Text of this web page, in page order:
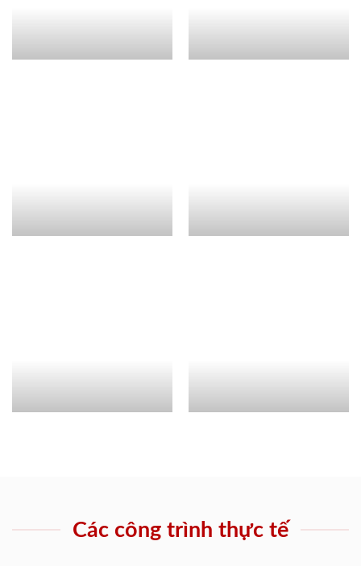
Các công trình thực tế